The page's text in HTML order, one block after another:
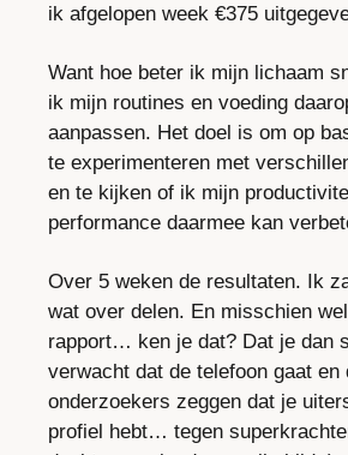
Want hoe beter ik mijn lichaam
ik mijn routines en voeding
aanpassen. Het doel is om op
te experimenteren met
en te kijken of ik mijn
performance daarmee kan
Over 5 weken de resultaten. Ik
wat over delen. En misschien
rapport… ken je dat? Dat je dan
verwacht dat de telefoon gaat en
onderzoekers zeggen dat je
profiel hebt… tegen